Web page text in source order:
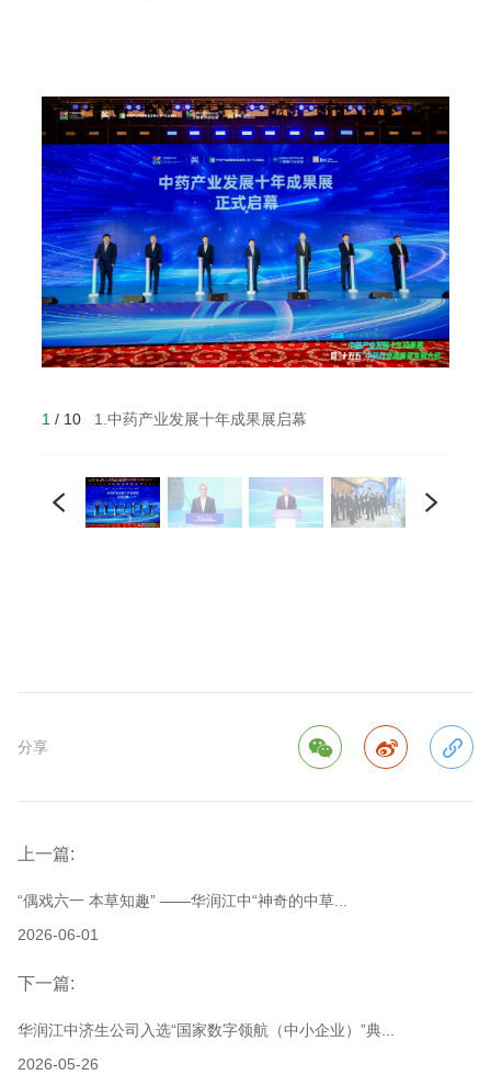
1 / 10 1.中药产业发展十年成果展启幕
分享
上一篇:
“偶戏六一 本草知趣” ——华润江中“神奇的中草...
2026-06-01
下一篇:
华润江中济生公司入选“国家数字领航（中小企业）”典...
2026-05-26